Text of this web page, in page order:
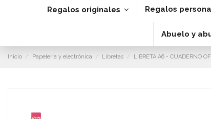
Regalos originales Regalos
Abuelo y
Inicio Papelería y electrónica Libretas LIBRETA A6 - CUADERNO